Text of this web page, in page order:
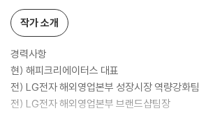
작가 소개
경력사항
현) 해피크리에이터스 대표
전) LG전자 해외영업본부 성장시장 역량강화팀
전) LG전자 해외영업본부 브랜드샵팀장